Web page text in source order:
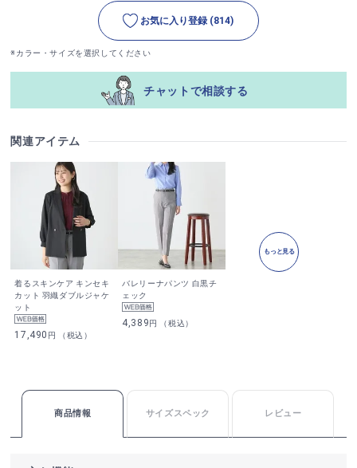
お気に入り登録 (814)
※カラー・サイズを選択してください
チャットで相談する
関連アイテム
着るスキンケア キンセキ
カット 羽織ダブルジャケ
ット
17,490 円 （税込）
バレリーナパンツ 白黒チ
ェック
4,389円 （税込）
もっと見る
商品情報 サイズスペック レビュー